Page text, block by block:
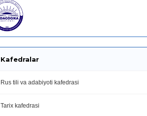
Kafedralar
Rus tili va adabiyoti kafedrasi
Tarix kafedrasi